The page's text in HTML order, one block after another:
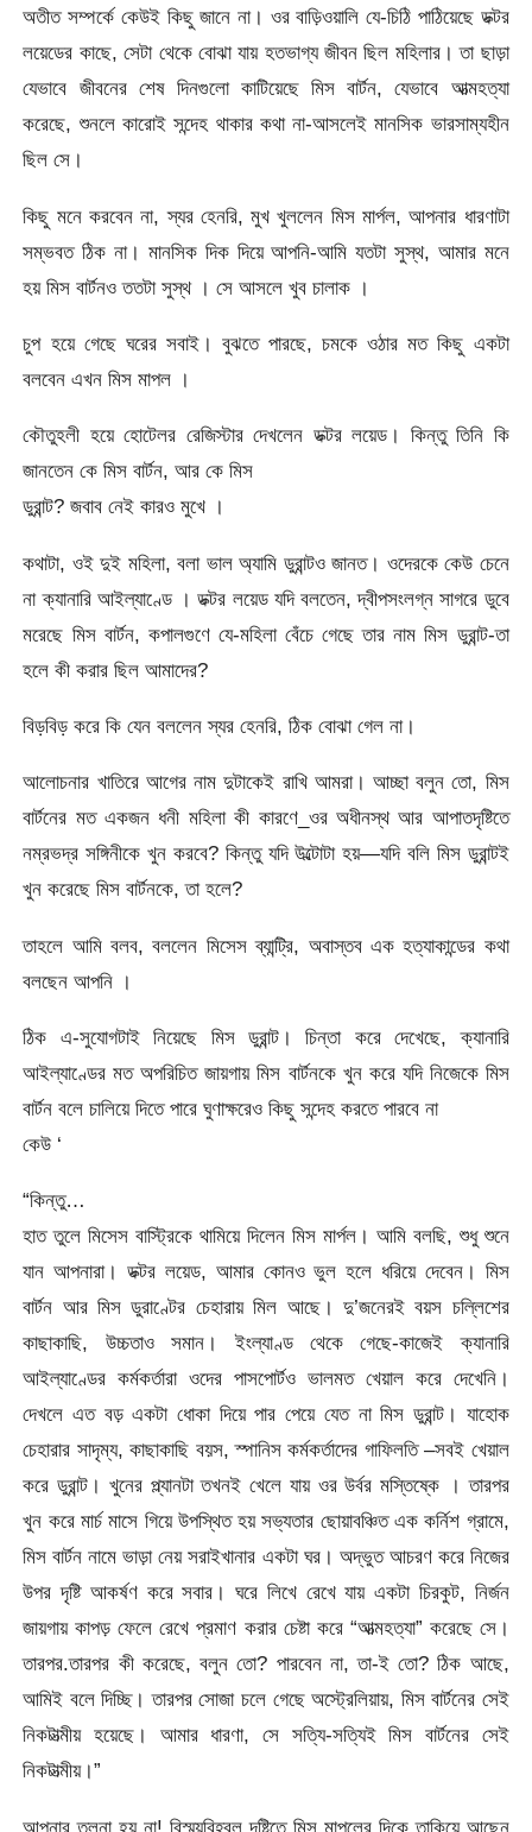
অতীত সম্পর্কে কেউই কিছু জানে না। ওর বাড়িওয়ালি যে-চিঠি পাঠিয়েছে ডক্টর
লয়েডের কাছে, সেটা থেকে বোঝা যায় হতভাগ্য জীবন ছিল মহিলার। তা ছাড়া
যেভাবে জীবনের শেষ দিনগুলো কাটিয়েছে মিস বার্টন, যেভাবে আত্মহত্যা
করেছে, শুনলে কারোই সন্দেহ থাকার কথা না-আসলেই মানসিক ভারসাম্যহীন
ছিল সে।
কিছু মনে করবেন না, স্যর হেনরি, মুখ খুললেন মিস মার্পল, আপনার ধারণাটা
সম্ভবত ঠিক না। মানসিক দিক দিয়ে আপনি-আমি যতটা সুস্থ, আমার মনে
হয় মিস বার্টনও ততটা সুস্থ । সে আসলে খুব চালাক ।
চুপ হয়ে গেছে ঘরের সবাই। বুঝতে পারছে, চমকে ওঠার মত কিছু একটা
বলবেন এখন মিস মাপল ।
কৌতুহলী হয়ে হোটেলর রেজিস্টার দেখলেন ডক্টর লয়েড। কিন্তু তিনি কি
জানতেন কে মিস বার্টন, আর কে মিস
ডুরান্ট? জবাব নেই কারও মুখে ।
কথাটা, ওই দুই মহিলা, বলা ভাল অ্যামি ডুরান্টও জানত। ওদেরকে কেউ চেনে
না ক্যানারি আইল্যাণ্ডে । ডক্টর লয়েড যদি বলতেন, দ্বীপসংলগ্ন সাগরে ডুবে
মরেছে মিস বার্টন, কপালগুণে যে-মহিলা বেঁচে গেছে তার নাম মিস ডুরান্ট-তা
হলে কী করার ছিল আমাদের?
বিড়বিড় করে কি যেন বললেন স্যর হেনরি, ঠিক বোঝা গেল না।
আলোচনার খাতিরে আগের নাম দুটাকেই রাখি আমরা। আচ্ছা বলুন তো, মিস
বার্টনের মত একজন ধনী মহিলা কী কারণে_ওর অধীনস্থ আর আপাতদৃষ্টিতে
নম্রভদ্র সঙ্গিনীকে খুন করবে? কিন্তু যদি উল্টোটা হয়—যদি বলি মিস ডুরান্টই
খুন করেছে মিস বার্টনকে, তা হলে?
তাহলে আমি বলব, বললেন মিসেস ব্যান্ট্রি, অবাস্তব এক হত্যাকান্ডের কথা
বলছেন আপনি ।
ঠিক এ-সুযোগটাই নিয়েছে মিস ডুরান্ট। চিন্তা করে দেখেছে, ক্যানারি
আইল্যাণ্ডের মত অপরিচিত জায়গায় মিস বার্টনকে খুন করে যদি নিজেকে মিস
বার্টন বলে চালিয়ে দিতে পারে ঘুণাক্ষরেও কিছু সন্দেহ করতে পারবে না
কেউ ‘
“কিন্তু…
হাত তুলে মিসেস বাস্ট্রিকে থামিয়ে দিলেন মিস মার্পল। আমি বলছি, শুধু শুনে
যান আপনারা। ডক্টর লয়েড, আমার কোনও ভুল হলে ধরিয়ে দেবেন। মিস
বার্টন আর মিস ডুরাণ্টের চেহারায় মিল আছে। দু’জনেরই বয়স চল্লিশের
কাছাকাছি, উচ্চতাও সমান। ইংল্যাণ্ড থেকে গেছে-কাজেই ক্যানারি
আইল্যাণ্ডের কর্মকর্তারা ওদের পাসপোর্টও ভালমত খেয়াল করে দেখেনি।
দেখলে এত বড় একটা ধোকা দিয়ে পার পেয়ে যেত না মিস ডুরান্ট। যাহোক
চেহারার সাদৃম্য, কাছাকাছি বয়স, স্পানিস কর্মকর্তাদের গাফিলতি –সবই খেয়াল
করে ডুরান্ট। খুনের প্ল্যানটা তখনই খেলে যায় ওর উর্বর মস্তিষ্কে । তারপর
খুন করে মার্চ মাসে গিয়ে উপস্থিত হয় সভ্যতার ছোয়াবঞ্চিত এক কর্নিশ গ্রামে,
মিস বার্টন নামে ভাড়া নেয় সরাইখানার একটা ঘর। অদ্ভুত আচরণ করে নিজের
উপর দৃষ্টি আকর্ষণ করে সবার। ঘরে লিখে রেখে যায় একটা চিরকুট, নির্জন
জায়গায় কাপড় ফেলে রেখে প্রমাণ করার চেষ্টা করে “আত্মহত্যা” করেছে সে।
তারপর.তারপর কী করেছে, বলুন তো? পারবেন না, তা-ই তো? ঠিক আছে,
আমিই বলে দিচ্ছি। তারপর সোজা চলে গেছে অস্ট্রেলিয়ায়, মিস বার্টনের সেই
নিকটাত্মীয় হয়েছে। আমার ধারণা, সে সত্যি-সত্যিই মিস বার্টনের সেই
নিকটাত্মীয়।”
আপনার তুলনা হয় না! বিস্ময়বিহ্বল দৃষ্টিতে মিস মাপলের দিকে তাকিয়ে আছেন